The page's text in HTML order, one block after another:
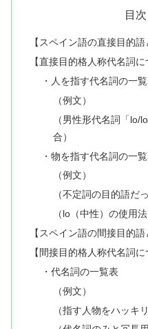
目次
【スペイン語の直接目的語
【直接目的格人称代名詞に
・人を指す代名詞の一
（例文）
（男性形代名詞「lo/
合）
・物を指す代名詞の一
（例文）
（不定詞の目的語だ
（lo（中性）の使用法
【スペイン語の間接目的語
【間接目的格人称代名詞に
・代名詞の一覧表
（例文）
（指す人物をハッキ